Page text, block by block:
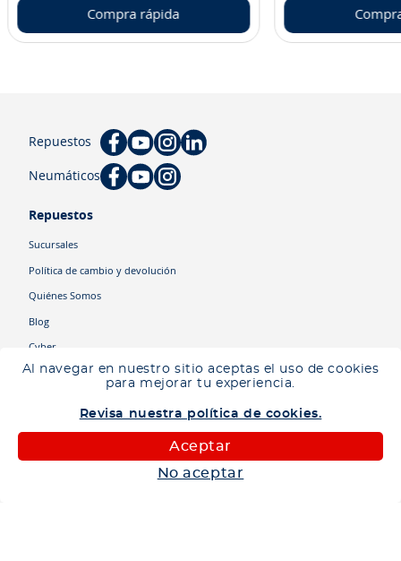
Al navegar en nuestro sitio aceptas el uso de cookies
para mejorar tu experiencia.
Revisa nuestra política de cookies.
Aceptar
No aceptar
Compra rápida
Repuestos
Neumáticos
Repuestos
Sucursales
Política de cambio y devolución
Quiénes Somos
Blog
Cyber